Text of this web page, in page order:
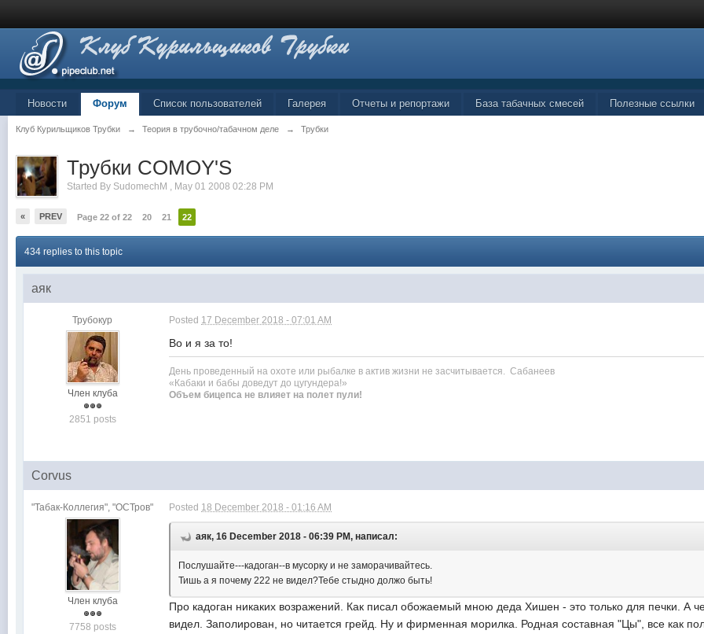
Новости Форум Список пользователей Галерея Отчеты и репортажи База табачных смесей Полезные ссылки
Клуб Курильщиков Трубки → Теория в трубочно/табачном деле → Трубки
Трубки COMOY'S
Started By SudomechM , May 01 2008 02:28 PM
« PREV Page 22 of 22 20 21 22
434 replies to this topic
аяк
Трубокур
Член клуба
2851 posts
Posted 17 December 2018 - 07:01 AM
Во и я за то!
День проведенный на охоте или рыбалке в актив жизни не засчитывается. Сабанеев
«Кабаки и бабы доведут до цугундера!»
Объем бицепса не влияет на полет пули!
Corvus
"Табак-Коллегия", "ОСТров"
Член клуба
7758 posts
Posted 18 December 2018 - 01:16 AM
аяк, 16 December 2018 - 06:39 PM, написал:
Послушайте---кадоган--в мусорку и не заморачивайтесь.
Тишь а я почему 222 не видел?Тебе стыдно должо быть!
Про кадоган никаких возражений. Как писал обожаемый мною деда Хишен - это только для печки. А
видел. Заполирован, но читается грейд. Ну и фирменная морилка. Родная составная "Цы", все как